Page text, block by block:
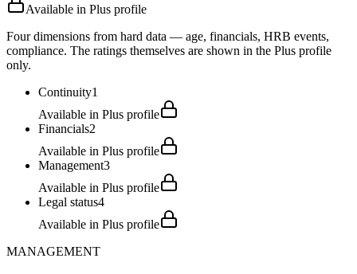
Available in Plus profile
Four dimensions from hard data — age, financials, HRB events,
compliance. The ratings themselves are shown in the Plus profile
only.
Continuity1
Available in Plus profile
Financials2
Available in Plus profile
Management3
Available in Plus profile
Legal status4
Available in Plus profile
MANAGEMENT